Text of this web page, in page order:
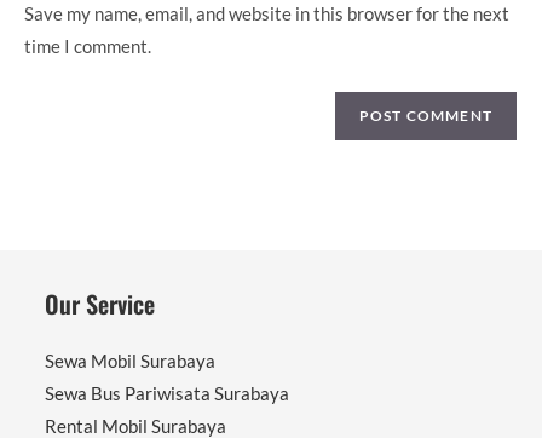
Save my name, email, and website in this browser for the next
time I comment.
Our Service
Sewa Mobil Surabaya
Sewa Bus Pariwisata Surabaya
Rental Mobil Surabaya